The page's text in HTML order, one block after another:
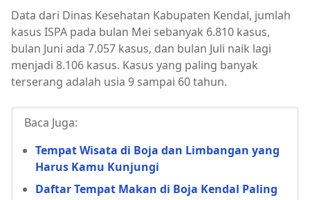
Data dari Dinas Kesehatan Kabupaten Kendal, jumlah
kasus ISPA pada bulan Mei sebanyak 6.810 kasus,
bulan Juni ada 7.057 kasus, dan bulan Juli naik lagi
menjadi 8.106 kasus. Kasus yang paling banyak
terserang adalah usia 9 sampai 60 tahun.
Baca Juga:
Tempat Wisata di Boja dan Limbangan yang
Harus Kamu Kunjungi
Daftar Tempat Makan di Boja Kendal Paling